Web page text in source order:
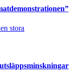
stora